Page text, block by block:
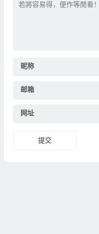
昵称
邮箱
网址